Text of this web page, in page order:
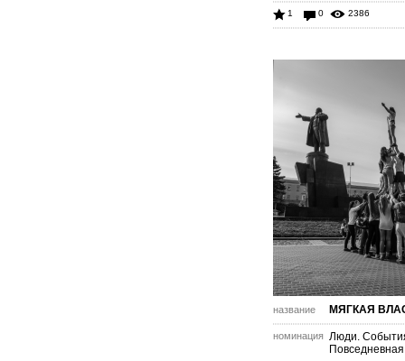
1 0 2386
название МЯГКАЯ
номинация Люди.